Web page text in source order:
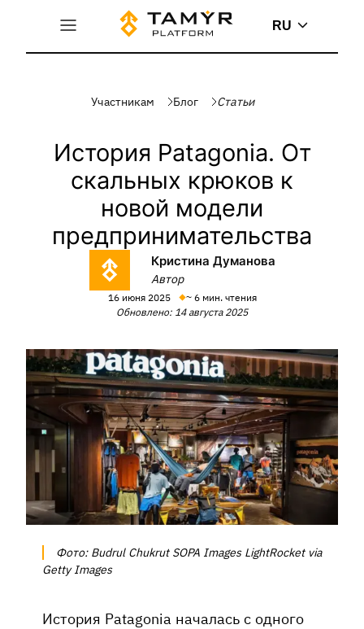
RU
Участникам Блог Статьи
История Patagonia. От
скальных крюков к
новой модели
предпринимательства
Кристина Думанова
Автор
16 июня 2025
~ 6 мин. чтения
Обновлено: 14 августа 2025
Фото: Budrul Chukrut SOPA Images LightRocket via
Getty Images
История Patagonia началась с одного